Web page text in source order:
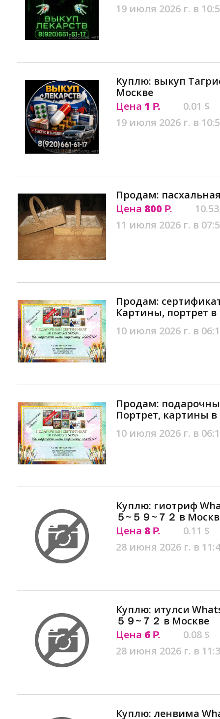
19 июля 2026 г. в
Куплю: выкуп
Москве
Цена 1 Р.
0.01 $
19 июля 2026 г. в
Продам:
Цена 800 Р.
11 июля 2026 г. в
Продам:
Картины, портрет
10 июля 2026 г. в
Продам:
Портрет, картины
10 июля 2026 г. в
Куплю: гиотриф
５~５９~７２ в
Цена 8 Р.
0.11 $
28 июня 2026 г. в
Куплю: итулси
５９~７２ в Москве
Цена 6 Р.
0.08 $
28 июня 2026 г. в
Куплю: ленвима